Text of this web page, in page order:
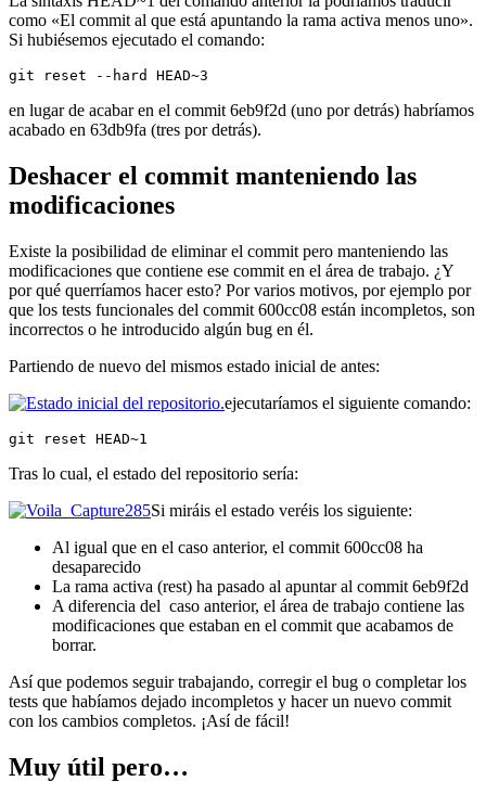
como «El commit al que está apuntando la rama activa menos uno».
Si hubiésemos ejecutado el comando:
git reset --hard HEAD~3
en lugar de acabar en el commit 6eb9f2d (uno por detrás) habríamos
acabado en 63db9fa (tres por detrás).
Deshacer el commit manteniendo las
modificaciones
Existe la posibilidad de eliminar el commit pero manteniendo las
modificaciones que contiene ese commit en el área de trabajo. ¿Y
por qué querríamos hacer esto? Por varios motivos, por ejemplo por
que los tests funcionales del commit 600cc08 están incompletos, son
incorrectos o he introducido algún bug en él.
Partiendo de nuevo del mismos estado inicial de antes:
ejecutaríamos el siguiente comando:
git reset HEAD~1
Tras lo cual, el estado del repositorio sería:
Si miráis el estado veréis los siguiente:
Al igual que en el caso anterior, el commit 600cc08 ha
desaparecido
La rama activa (rest) ha pasado al apuntar al commit 6eb9f2d
A diferencia del caso anterior, el área de trabajo contiene las
modificaciones que estaban en el commit que acabamos de
borrar.
Así que podemos seguir trabajando, corregir el bug o completar los
tests que habíamos dejado incompletos y hacer un nuevo commit
con los cambios completos. ¡Así de fácil!
Muy útil pero…